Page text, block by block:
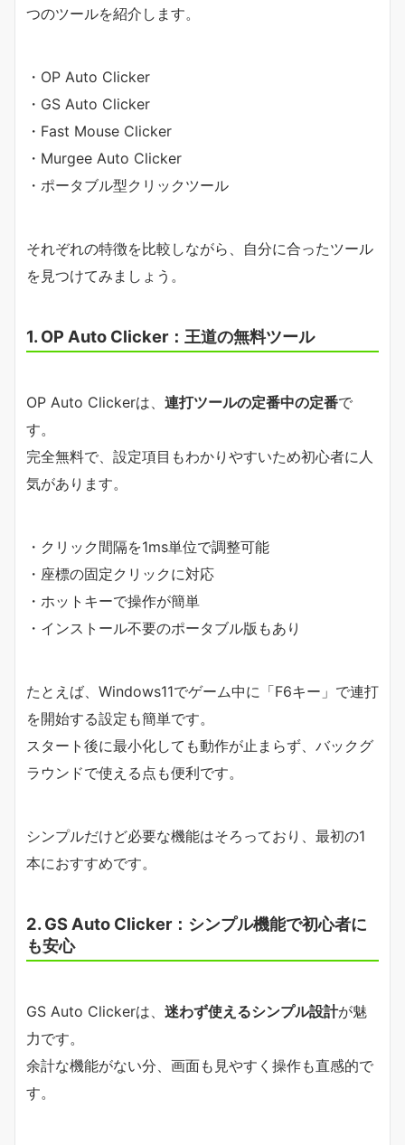
つのツールを紹介します。
・OP Auto Clicker
・GS Auto Clicker
・Fast Mouse Clicker
・Murgee Auto Clicker
・ポータブル型クリックツール
それぞれの特徴を比較しながら、自分に合ったツール
を見つけてみましょう。
1. OP Auto Clicker：王道の無料ツール
OP Auto Clickerは、 連打ツールの定番中の定番で
す。
完全無料で、設定項目もわかりやすいため初心者に人
気があります。
・クリック間隔を1ms単位で調整可能
・座標の固定クリックに対応
・ホットキーで操作が簡単
・インストール不要のポータブル版もあり
たとえば、Windows11でゲーム中に「F6キー」で連打
を開始する設定も簡単です。
スタート後に最小化しても動作が止まらず、バックグ
ラウンドで使える点も便利です。
シンプルだけど必要な機能はそろっており、最初の1
本におすすめです。
2. GS Auto Clicker：シンプル機能で初心者に
も安心
GS Auto Clickerは、 迷わず使えるシンプル設計が魅
力です。
余計な機能がない分、画面も見やすく操作も直感的で
す。